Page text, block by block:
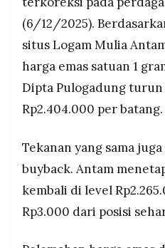
©
RESOLUSI
PRAMUDITA
©
Resolusi.co
-
2026
MEDIA
The Fed, meski dolar
Tekanan datang dari
kenaikan imbal hasil
harga emas sulit
(6/12/2025).
situs Logam Mulia
harga emas satuan 1
Dipta Pulogadung turun
Rp2.404.000 per batang.
Tekanan yang sama
buyback. Antam
kembali di level
Rp3.000 dari posisi